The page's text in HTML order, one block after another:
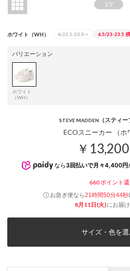
1/7
ホワイト（WH） 6/22.5-23.0 × 6.5/23-23.5
バリエーション
ホワイト
（WH）
STEVE MADDEN （スティー
ECOスニーカー （ホ
￥13,200
なら 3回払いで月々4,400円
660 ポイント
お急ぎ便なら21時間50分44秒
8月11日(火)にお届け
サイズ・色を選